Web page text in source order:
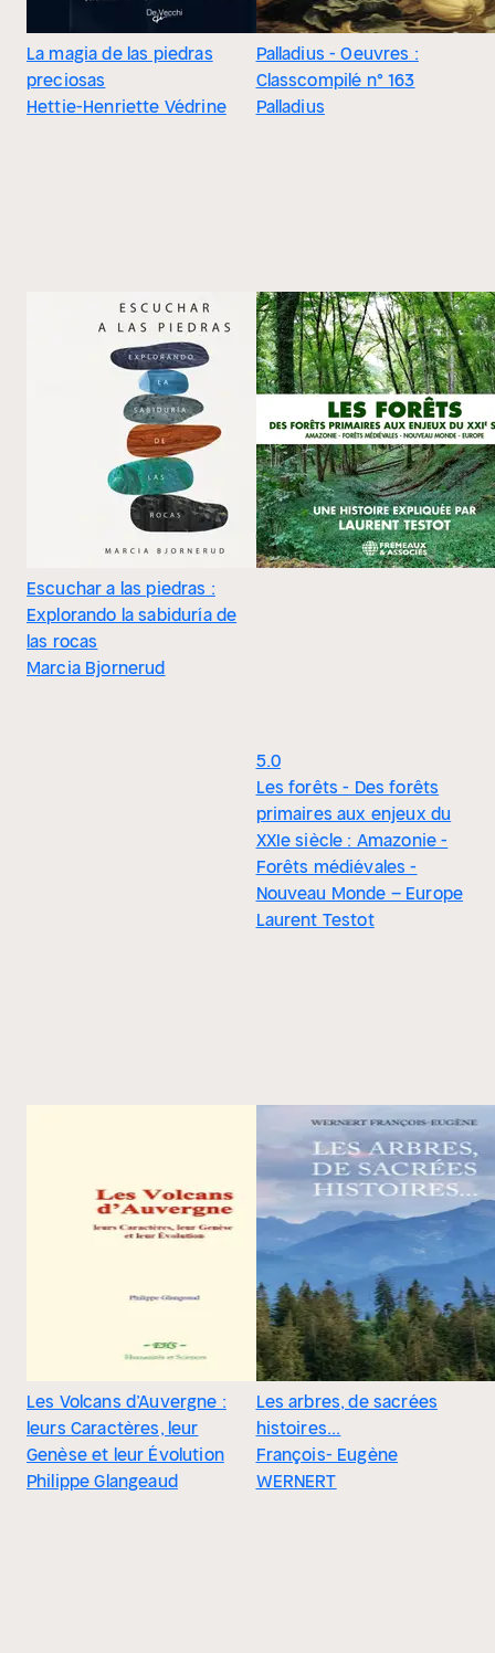
La magia de las piedras
preciosas
Hettie-Henriette Védrine
Palladius - Oeuvres :
Classcompilé n° 163
Palladius
Escuchar a las piedras :
Explorando la sabiduría de
las rocas
Marcia Bjornerud
5.0
Les forêts - Des forêts
primaires aux enjeux du
XXIe siècle : Amazonie -
Forêts médiévales -
Nouveau Monde – Europe
Laurent Testot
Les Volcans d’Auvergne :
leurs Caractères, leur
Genèse et leur Évolution
Philippe Glangeaud
Les arbres, de sacrées
histoires...
François- Eugène
WERNERT